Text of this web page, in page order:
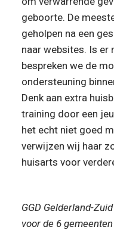
geboorte. De
geholpen na een
naar websites. Is er
bespreken we de
ondersteuning
Denk aan extra
training door een
het echt niet goed
verwijzen wij haar
huisarts voor
GGD Gelderland-
voor de 6